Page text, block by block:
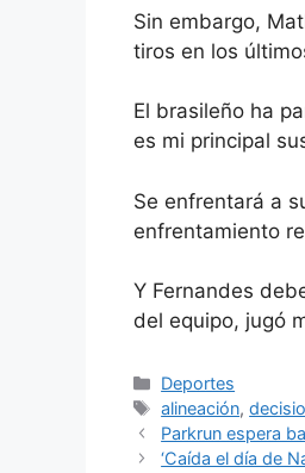
Sin embargo,
tiros en los
El brasileño ha
es mi principal
Se enfrentará a
enfrentamiento
Y Fernandes
del equipo, jugó
Categorías
Deportes
Etiquetas
alineación,
Parkrun espera
‘Caída el día de